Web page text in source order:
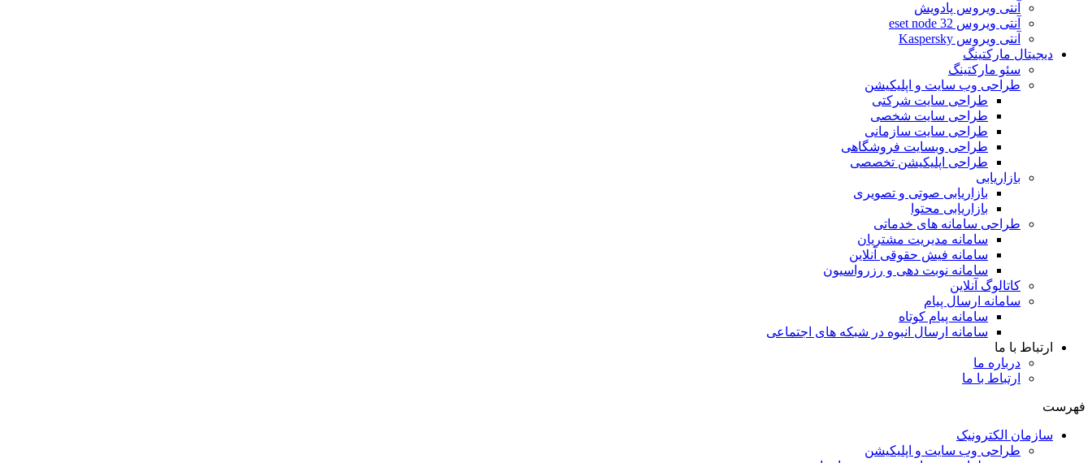
آنتی ویروس پادویش
آنتی ویروس 32 eset node
آنتی ویروس Kaspersky
دیجیتال مارکتینگ
سئو مارکتینگ
طراحی وب سایت و اپلیکیشن
طراحی سایت شرکتی
طراحی سایت شخصی
طراحی سایت سازمانی
طراحی وبسایت فروشگاهی
طراحی اپلیکیشن تخصصی
بازاریابی
بازاریابی صوتی و تصویری
بازاریابی محتوا
طراحی سامانه های خدماتی
سامانه مدیریت مشتریان
سامانه فیش حقوقی آنلاین
سامانه نوبت دهی و رزرواسیون
کاتالوگ آنلاین
سامانه ارسال پیام
سامانه پیام کوتاه
سامانه ارسال انبوه در شبکه های اجتماعی
ارتباط با ما
درباره ما
ارتباط با ما
فهرست
سازمان الکترونیک
طراحی وب سایت و اپلیکیشن